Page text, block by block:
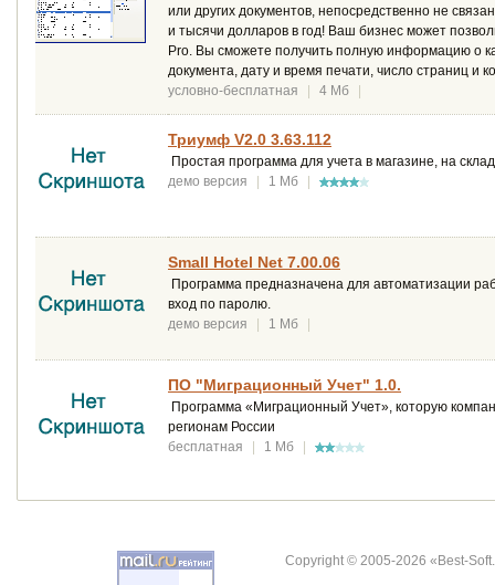
или других документов, непосредственно не
и тысячи долларов в год! Ваш бизнес может
Pro. Вы сможете получить полную информацию о
документа, дату и время печати, число страниц и
условно-бесплатная
| 4 Мб |
Триумф V2.0 3.63.112
Простая программа для учета в магазине, на
демо версия
| 1 Мб |
Small Hotel Net 7.00.06
Программа предназначена для автоматизации
вход по паролю.
демо версия
| 1 Мб |
ПО "Миграционный Учет" 1.0.
Программа «Миграционный Учет», которую
регионам России
бесплатная
| 1 Мб |
Copyright © 2005-2026 «Best-